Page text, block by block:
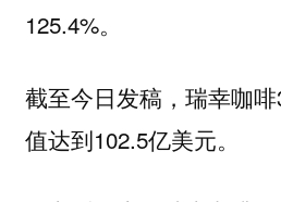
125.4%。
截至今日发稿，瑞幸咖
值达到102.5亿美元。